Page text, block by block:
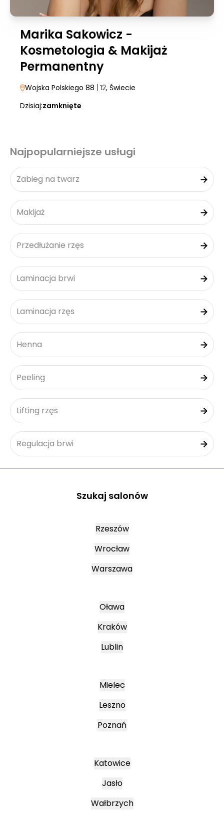
Marika Sakowicz -
Kosmetologia & Makijaż
Permanentny
Wojska Polskiego 88 | 12, Świecie
Dzisiaj:zamknięte
Najpopularniejsze usługi
Zabieg na twarz
Makijaż
Przedłużanie rzęs
Laminacja brwi
Laminacja rzęs
Henna
Peeling
Lifting rzęs
Regulacja brwi
Szukaj salonów
Rzeszów
Wrocław
Warszawa
Oława
Kraków
Lublin
Mielec
Leszno
Poznań
Katowice
Jasło
Wałbrzych